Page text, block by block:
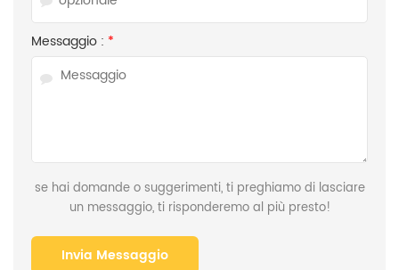
Messaggio : *
se hai domande o suggerimenti, ti preghiamo di lasciare
un messaggio, ti risponderemo al più presto!